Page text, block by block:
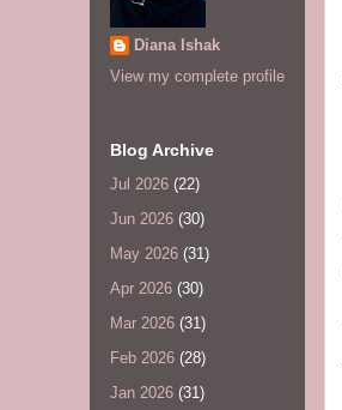
Diana Ishak
View my complete profile
Blog Archive
Jul 2026 (22)
Jun 2026 (30)
May 2026 (31)
Apr 2026 (30)
Mar 2026 (31)
Feb 2026 (28)
Jan 2026 (31)